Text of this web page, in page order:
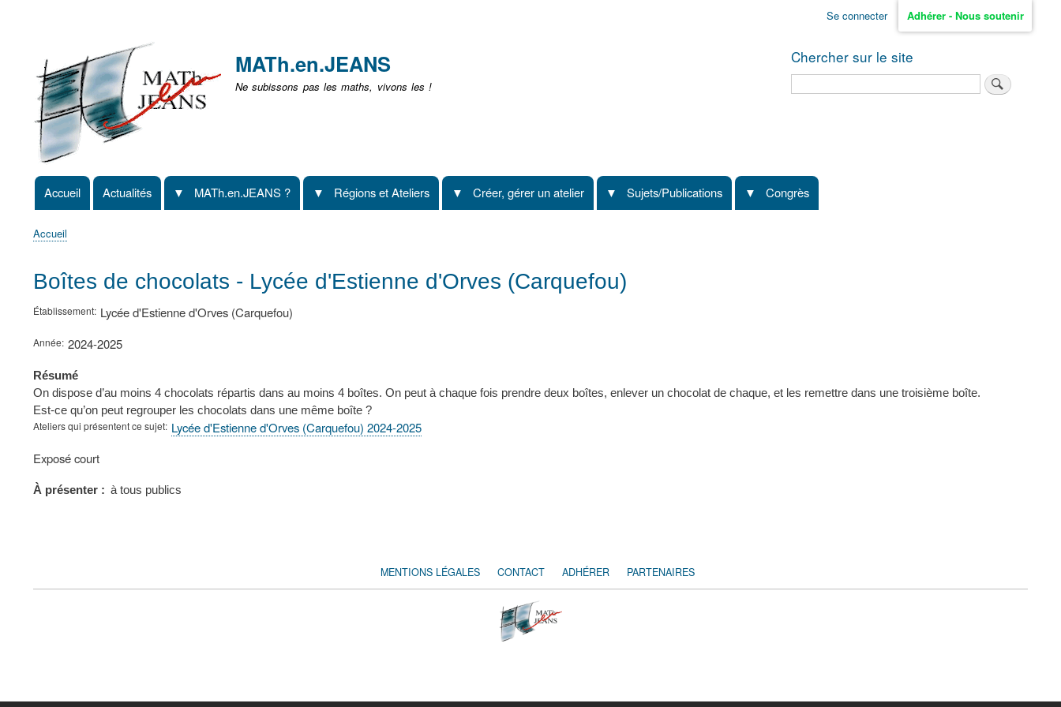
non
identifié
Se connecter Adhérer - Nous soutenir
MATh.en.JEANS
Ne subissons pas les maths, vivons les !
Chercher sur le site
Navigation
principale
Accueil Actualités MATh.en.JEANS ? Régions et Ateliers Créer, gérer un atelier Sujets/Publications Congrès
d'Ariane
Accueil
Boîtes de chocolats - Lycée d'Estienne d'Orves (Carquefou)
Établissement Lycée d'Estienne d'Orves (Carquefou)
Année 2024-2025
Résumé
On dispose d’au moins 4 chocolats répartis dans au moins 4 boîtes. On peut à chaque fois prendre deux boîtes, enlever un chocolat de chaque, et les remettre dans une troisième boîte.
Est-ce qu’on peut regrouper les chocolats dans une même boîte ?
Ateliers qui présentent ce sujet Lycée d'Estienne d'Orves (Carquefou) 2024-2025
Type
présentation
Exposé court
À présenter à tous publics
FOOTER
MENTIONS LÉGALES CONTACT ADHÉRER PARTENAIRES